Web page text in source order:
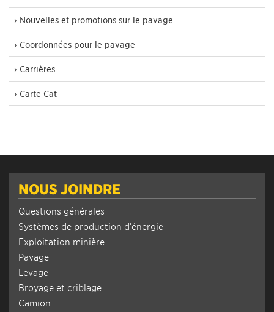
› Nouvelles et promotions sur le pavage
› Coordonnées pour le pavage
› Carrières
› Carte Cat
NOUS JOINDRE
Questions générales
Systèmes de production d’énergie
Exploitation minière
Pavage
Levage
Broyage et criblage
Camion